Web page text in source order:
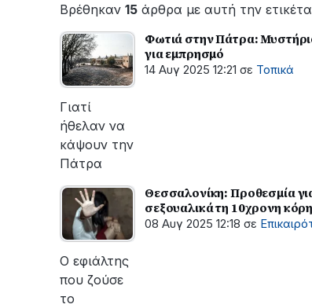
ώρες
–
Σε
εξέλιξη
οι
εργασίες
του
ΔΕΔΔΗΕ
για
την
αποκατάσταση
της
βλάβης
Βρέθηκαν 15 άρθρα με αυτή την
Φωτιά στην Πάτρα:
για εμπρησμό
14 Αυγ 2025 12:21 σε Τοπικά
Γιατί
ήθελαν να
κάψουν την
Πάτρα
Θεσσαλονίκη: Προθεσμία
σεξουαλικά τη 10χρονη
08 Αυγ 2025 12:18 σε
Ο εφιάλτης
που ζούσε
το